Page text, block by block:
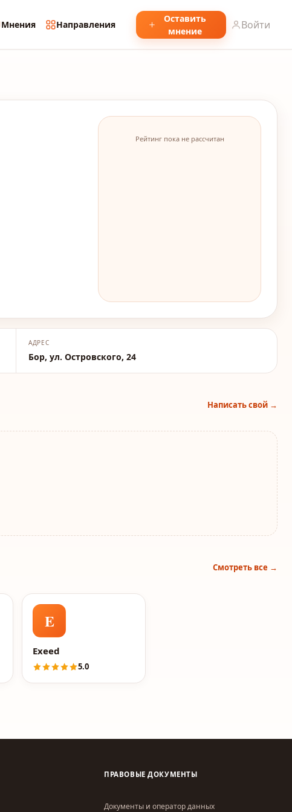
Мнения Направления
Оставить
мнение
Войти
Рейтинг пока не рассчитан
АДРЕС
Бор, ул. Островского, 24
Написать свой →
Смотреть все →
E
Exeed
5.0
ПРАВОВЫЕ ДОКУМЕНТЫ
Документы и оператор данных